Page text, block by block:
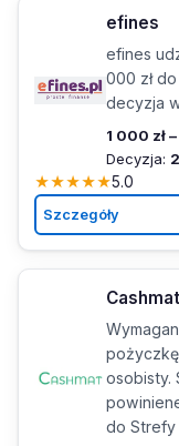
efines
efines
000 zł do
decyzja
1 000 zł
Decyzja:
★★★★★5.0
Szczegóły
Cashmat
osobisty.
do Strefy